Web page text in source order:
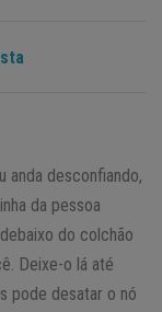
anda desconfiando,
da pessoa
do colchão
Deixe-o lá até
pode desatar o nó